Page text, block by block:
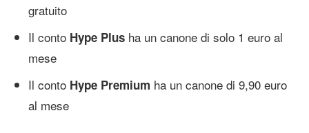
gratuito
Il conto Hype Plus ha un canone di solo 1 euro al
mese
Il conto Hype Premium ha un canone di 9,90 euro
al mese